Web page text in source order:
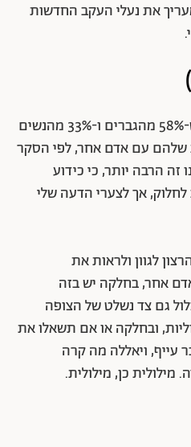
את נעלי העקב החדשות
שרינג איז קארינג? מתברר ש-58% מהגברים ו-33% מהנשים
שלהם עם אדם אחר, לפי הסקר
הרבה יותר, כי כידוע
אך לצערי הדעה שלי
לגוון ולראות את
אחר, בחלקה יש בזה
גם צד נשלט של הצופה
ובחלקה או אם תשאלו את
עייף, ויאללה מה קרה
מילולית כן, מילולית.